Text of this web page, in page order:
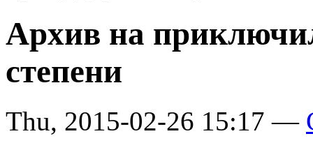
Архив на
степени
Thu, 2015-02-26 15:17 —